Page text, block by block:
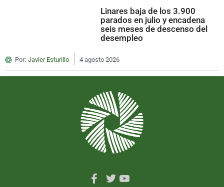
Linares baja de los 3.900
parados en julio y encadena
seis meses de descenso del
desempleo
Por: Javier Esturillo 4 agosto 2026